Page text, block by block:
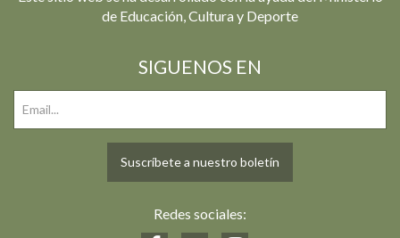
de Educación, Cultura y Deporte
SIGUENOS EN
Suscríbete a nuestro boletín
Redes sociales: